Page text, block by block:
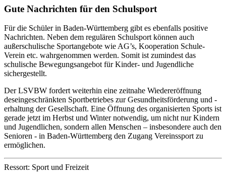
Gute Nachrichten für den Schulsport
Für die Schüler in Baden-Württemberg gibt es ebenfalls positive
Nachrichten. Neben dem regulären Schulsport können auch
außerschulische Sportangebote wie AG’s, Kooperation Schule-
Verein etc. wahrgenommen werden. Somit ist zumindest das
schulische Bewegungsangebot für Kinder- und Jugendliche
sichergestellt.
Der LSVBW fordert weiterhin eine zeitnahe Wiedereröffnung
deseingeschränkten Sportbetriebes zur Gesundheitsförderung und -
erhaltung der Gesellschaft. Eine Öffnung des organisierten Sports ist
gerade jetzt im Herbst und Winter notwendig, um nicht nur Kindern
und Jugendlichen, sondern allen Menschen – insbesondere auch den
Senioren - in Baden-Württemberg den Zugang Vereinssport zu
ermöglichen.
Ressort: Sport und Freizeit